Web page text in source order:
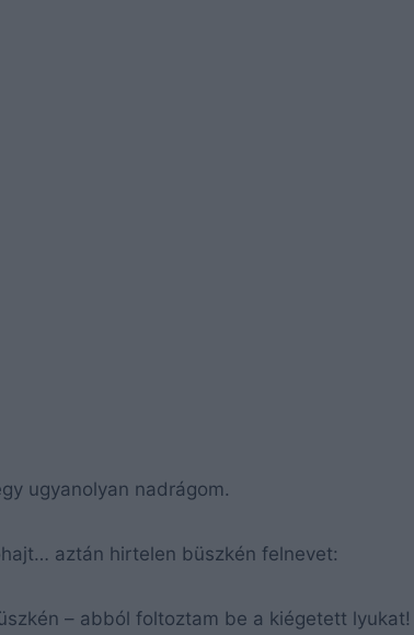
ugyanolyan nadrágom.
aztán hirtelen büszkén felnevet:
– abból foltoztam be a kiégetett lyukat!